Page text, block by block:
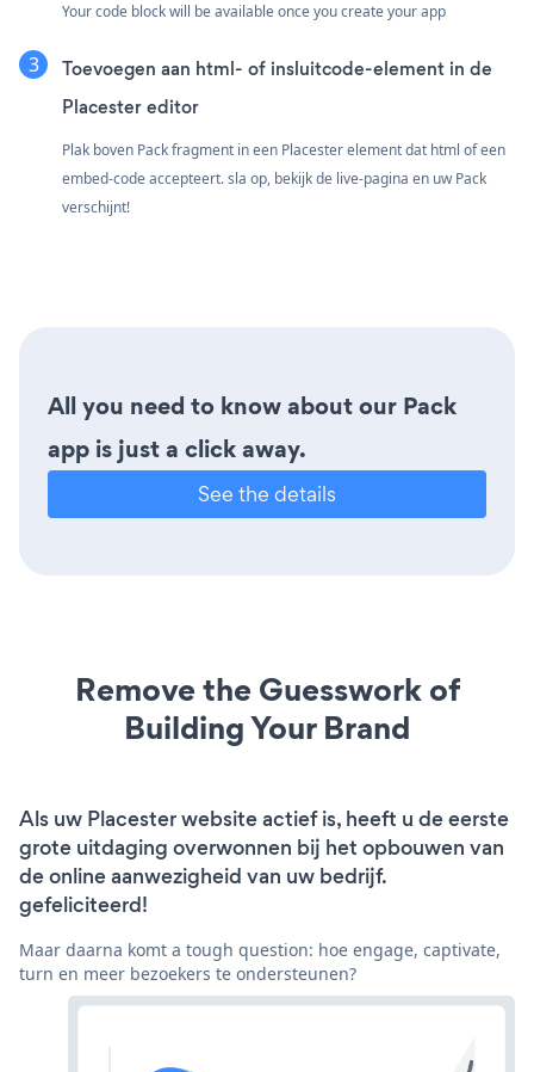
Your code block will be available once you create your app
Toevoegen aan html- of insluitcode-element in de
Placester editor
Plak boven Pack fragment in een Placester element dat html of een
embed-code accepteert. sla op, bekijk de live-pagina en uw Pack
verschijnt!
All you need to know about our Pack
app is just a click away.
See the details
Remove the Guesswork of
Building Your Brand
Als uw Placester website actief is, heeft u de eerste
grote uitdaging overwonnen bij het opbouwen van
de online aanwezigheid van uw bedrijf.
gefeliciteerd!
Maar daarna komt a tough question: hoe engage, captivate,
turn en meer bezoekers te ondersteunen?